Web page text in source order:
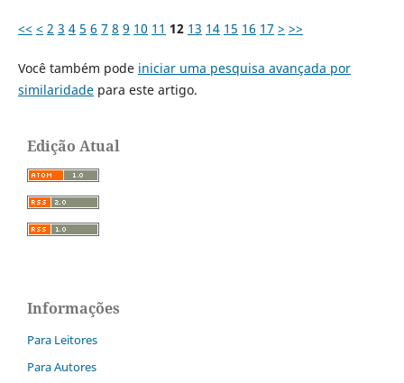
<< < 2 3 4 5 6 7 8 9 10 11 12 13 14 15 16 17 > >>
Você também pode iniciar uma pesquisa avançada por
similaridadepara este artigo.
Edição Atual
Informações
Para Leitores
Para Autores